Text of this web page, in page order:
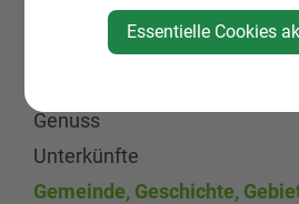
Wirtschaft
Natur, Sport & Erholung
Genuss
Unterkünfte
Gemeinde, Geschichte,
Essentielle Cookies